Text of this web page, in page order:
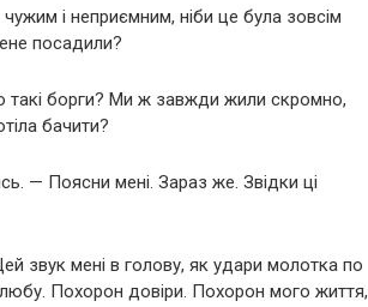
і неприємним, ніби це була зовсім
посадили?
такі борги? Ми ж завжди жили скромно,
бачити?
— Поясни мені. Зараз же. Звідки ці
звук мені в голову, як удари молотка по
Похорон довіри. Похорон мого життя,